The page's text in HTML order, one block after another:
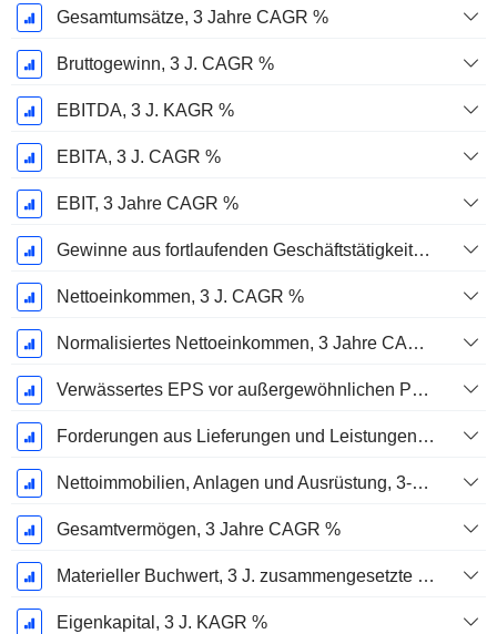
Gesamtumsätze, 3 Jahre CAGR %
Bruttogewinn, 3 J. CAGR %
EBITDA, 3 J. KAGR %
EBITA, 3 J. CAGR %
EBIT, 3 Jahre CAGR %
Gewinne aus fortlaufenden Geschäftstätigkeiten, 3 Jahre KAGR %
Nettoeinkommen, 3 J. CAGR %
Normalisiertes Nettoeinkommen, 3 Jahre CAGR %
Verwässertes EPS vor außergewöhnlichen Posten, 3-Jahres-CAGR %
Forderungen aus Lieferungen und Leistungen, 3-Jahres-CAGR %
Nettoimmobilien, Anlagen und Ausrüstung, 3-Jahres-CAGR %
Gesamtvermögen, 3 Jahre CAGR %
Materieller Buchwert, 3 J. zusammengesetzte jährliche Wachstumsrate %
Eigenkapital, 3 J. KAGR %